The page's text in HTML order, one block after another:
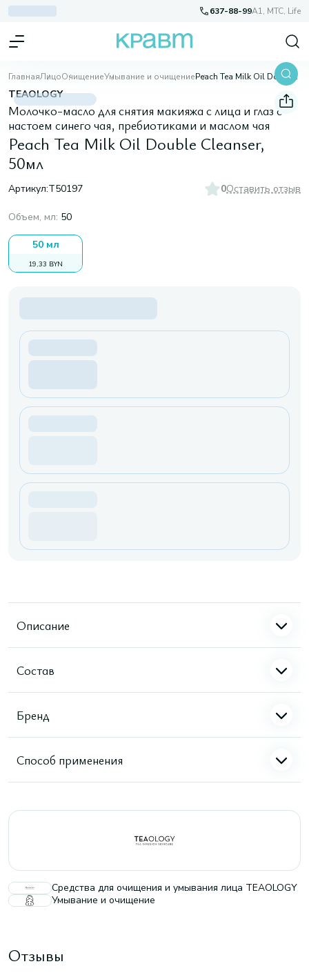
637-88-99A1, МТС, Life
ГлавнаяЛицоОчищениеУмывание и очищение Peach Tea Milk Oil Double Cleanser, 50мл
TEAOLOGY
Молочко-масло для снятия макияжа с лица и глаз с
настоем синего чая, пребиотиками и маслом чая
Peach Tea Milk Oil Double Cleanser,
50мл
Артикул:T50197 0Оставить отзыв
Объем, мл: 50
50 мл
19,33 BYN
Описание
Состав
Бренд
Способ применения
Средства для очищения и умывания лица TEAOLOGY
Умывание и очищение
Отзывы